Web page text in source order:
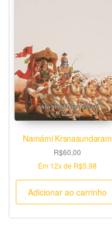
Namámi Krsnasundaram
R$60,00
Em 12xde R$5,98
Adicionar ao carrinho